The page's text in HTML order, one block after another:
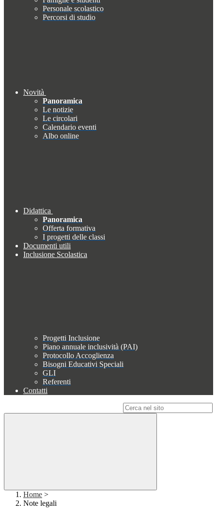
Personale scolastico
Percorsi di studio
Novità
Panoramica
Le notizie
Le circolari
Calendario eventi
Albo online
Didattica
Panoramica
Offerta formativa
I progetti delle classi
Documenti utili
Inclusione Scolastica
Progetti Inclusione
Piano annuale inclusività (PAI)
Protocollo Accoglienza
Bisogni Educativi Speciali
GLI
Referenti
Contatti
Home >
Note legali